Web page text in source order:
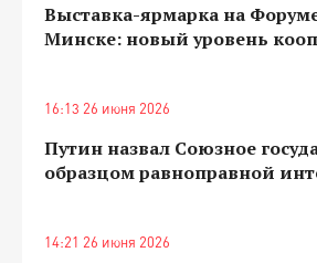
Выставка-ярмарка на
Минске: новый уровень
16:13 26 июня 2026
Путин назвал Союзное
образцом равноправной
14:21 26 июня 2026